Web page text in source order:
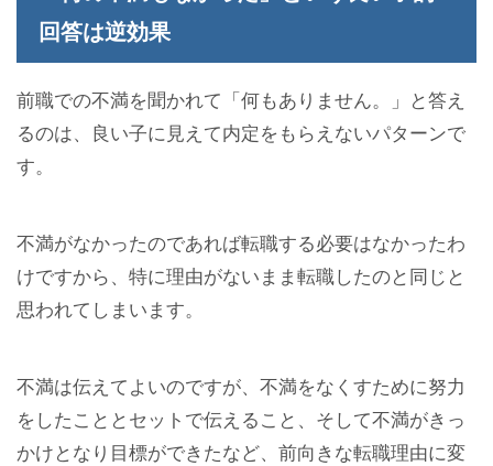
回答は逆効果
前職での不満を聞かれて「何もありません。」と答え
るのは、良い子に見えて内定をもらえないパターンで
す。
不満がなかったのであれば転職する必要はなかったわ
けですから、特に理由がないまま転職したのと同じと
思われてしまいます。
不満は伝えてよいのですが、不満をなくすために努力
をしたこととセットで伝えること、そして不満がきっ
かけとなり目標ができたなど、前向きな転職理由に変